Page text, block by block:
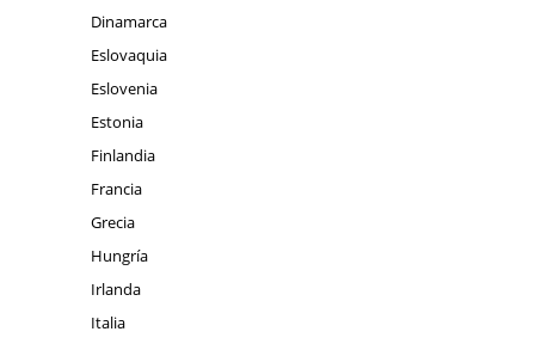
Dinamarca
Eslovaquia
Eslovenia
Estonia
Finlandia
Francia
Grecia
Hungría
Irlanda
Italia